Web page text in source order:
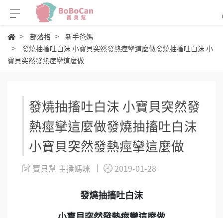
部落格
新手爸媽
發燒抽搐吐白沫 小寶貝突然發熱痙攣這麼做發燒抽搐吐白沫 小
寶貝突然發熱痙攣這麼做
發燒抽搐吐白沫 小寶貝突然發
熱痙攣這麼做發燒抽搐吐白沫
小寶貝突然發熱痙攣這麼做
寶貝幫 主播媽咪 2019-01-28
發燒抽搐吐白沫